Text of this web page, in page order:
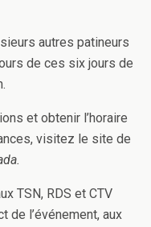
autres patineurs
de ces six jours de
et obtenir l’horaire
visitez le site de
.
TSN, RDS et CTV
de l’événement, aux